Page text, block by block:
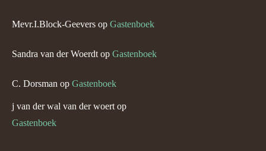
Mevr.I.Block-Geevers op Gastenboek
Sandra van der Woerdt op Gastenboek
C. Dorsman op Gastenboek
j van der wal van der woert op
Gastenboek